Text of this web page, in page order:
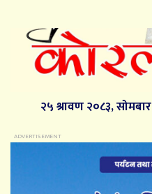
२५ श्रावण २०८३, सोमबार